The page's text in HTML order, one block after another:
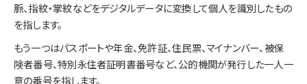
脈、指紋・掌紋などをデジタルデータに変換して個人を識別したもの
を指します。
もう一つはパスポートや年金、免許証、住民票、マイナンバー、被保
険者番号、特別永住者証明書番号など、公的機関が発行した一人一
意の番号を指します。